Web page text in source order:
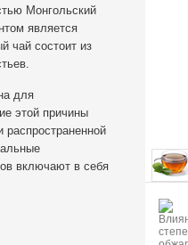
Монгольский
является
чай состоит из
для
этой причины
распространенной
включают в себя